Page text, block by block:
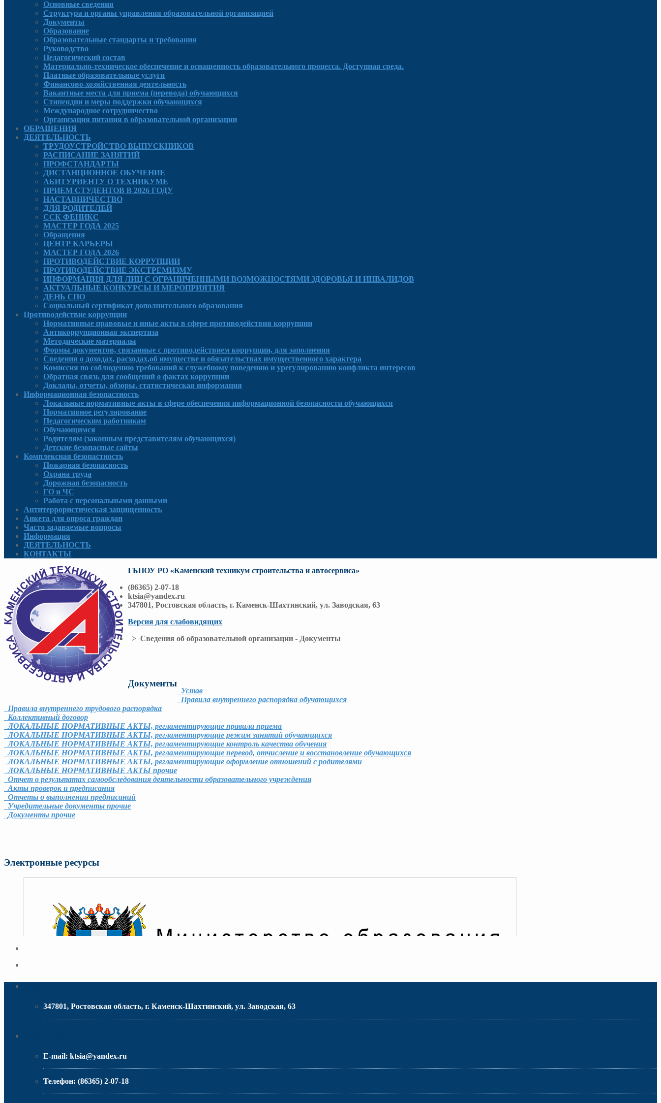
Основные сведения
Структура и органы управления образовательной организацией
Документы
Образование
Образовательные стандарты и требования
Руководcтво
Педагогический состав
Материально-техническое обеспечение и оснащенность образовательного процесса. Доступная среда.
Платные образовательные услуги
Финансово-хозяйственная деятельность
Вакантные места для приема (перевода) обучающихся
Стипендии и меры поддержки обучающихся
Международное сотрудничество
Организация питания в образовательной организации
ОБРАЩЕНИЯ
ДЕЯТЕЛЬНОСТЬ
ТРУДОУСТРОЙСТВО ВЫПУСКНИКОВ
РАСПИСАНИЕ ЗАНЯТИЙ
ПРОФСТАНДАРТЫ
ДИСТАНЦИОННОЕ ОБУЧЕНИЕ
АБИТУРИЕНТУ О ТЕХНИКУМЕ
ПРИЕМ СТУДЕНТОВ В 2026 ГОДУ
НАСТАВНИЧЕСТВО
ДЛЯ РОДИТЕЛЕЙ
ССК ФЕНИКС
МАСТЕР ГОДА 2025
Обращения
ЦЕНТР КАРЬЕРЫ
МАСТЕР ГОДА 2026
ПРОТИВОДЕЙСТВИЕ КОРРУПЦИИ
ПРОТИВОДЕЙСТВИЕ ЭКСТРЕМИЗМУ
ИНФОРМАЦИЯ ДЛЯ ЛИЦ С ОГРАНИЧЕННЫМИ ВОЗМОЖНОСТЯМИ ЗДОРОВЬЯ И ИНВАЛИДОВ
АКТУАЛЬНЫЕ КОНКУРСЫ И МЕРОПРИЯТИЯ
ДЕНЬ СПО
Социальный сертификат дополнительного образования
Противодействие коррупции
Нормативные правовые и иные акты в сфере противодействия коррупции
Антикоррупционная экспертиза
Методические материалы
Формы документов, связанные с противодействием коррупции, для заполнения
Сведения о доходах, расходах,об имуществе и обязательствах имущественного характера
Комиссия по соблюдению требований к служебному поведению и урегулированию конфликта интересов
Обратная связь для сообщений о фактах коррупции
Доклады, отчеты, обзоры, статистическая информация
Информационная безопастность
Локальные нормативные акты в сфере обеспечения информационной безопасности обучающихся
Нормативное регулирование
Педагогическим работникам
Обучающимся
Родителям (законным представителям обучающихся)
Детские безопасные сайты
Комплексная безопастность
Пожарная безопасность
Охрана труда
Дорожная безопасность
ГО и ЧС
Работа с персональными данными
Антитеррористическая защищенность
Анкета для опроса граждан
Часто задаваемые вопросы
Информация
ДЕЯТЕЛЬНОСТЬ
КОНТАКТЫ
ГБПОУ РО «Каменский техникум строительства и автосервиса»
(86365) 2-07-18
ktsia@yandex.ru
347801, Ростовская область, г. Каменск-Шахтинский, ул. Заводская, 63
Версия для слабовидящих
> Сведения об образовательной организации - Документы
Документы
Устав
Правила внутреннего распорядка обучающихся
Правила внутреннего трудового распорядка
Коллективный договор
ЛОКАЛЬНЫЕ НОРМАТИВНЫЕ АКТЫ, регламентирующие правила приема
ЛОКАЛЬНЫЕ НОРМАТИВНЫЕ АКТЫ, регламентирующие режим занятий обучающихся
ЛОКАЛЬНЫЕ НОРМАТИВНЫЕ АКТЫ, регламентирующие контроль качества обучения
ЛОКАЛЬНЫЕ НОРМАТИВНЫЕ АКТЫ, регламентирующие перевод, отчисление и восстановление обучающихся
ЛОКАЛЬНЫЕ НОРМАТИВНЫЕ АКТЫ, регламентирующие оформление отношений с родителями
ЛОКАЛЬНЫЕ НОРМАТИВНЫЕ АКТЫ прочие
Отчет о результатах самообследования деятельности образовательного учреждения
Акты проверок и предписания
Отчеты о выполнении предписаний
Учредительные документы прочие
Документы прочие
Электронные ресурсы
347801, Ростовская область, г. Каменск-Шахтинский, ул. Заводская, 63
E-mail: ktsia@yandex.ru
Телефон: (86365) 2-07-18